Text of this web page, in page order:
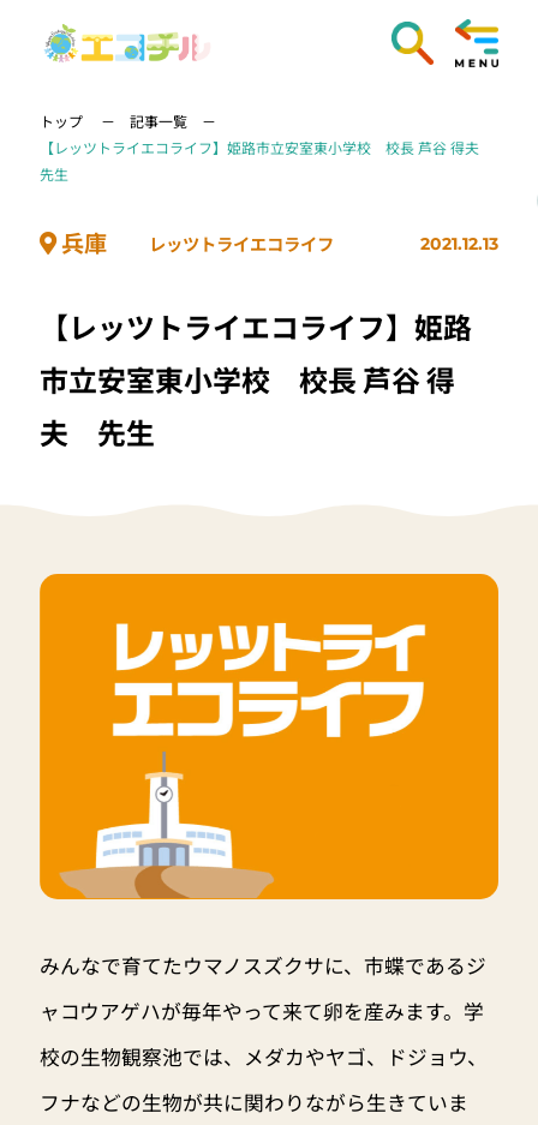
トップ
記事一覧
【レッツトライエコライフ】姫路市立安室東小学校 校長 芦谷 得夫
先生
兵庫 レッツトライエコライフ 2021.12.13
【レッツトライエコライフ】姫路
市立安室東小学校 校長 芦谷 得
夫 先生
みんなで育てたウマノスズクサに、市蝶であるジ
ャコウアゲハが毎年やって来て卵を産みます。学
校の生物観察池では、メダカやヤゴ、ドジョウ、
フナなどの生物が共に関わりながら生きていま